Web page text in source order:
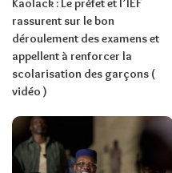
rassurent sur le bon
déroulement des examens et
appellent à renforcer la
scolarisation des garçons (
vidéo )